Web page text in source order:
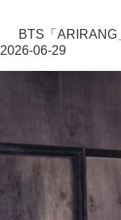
BTS「
2026-06-29